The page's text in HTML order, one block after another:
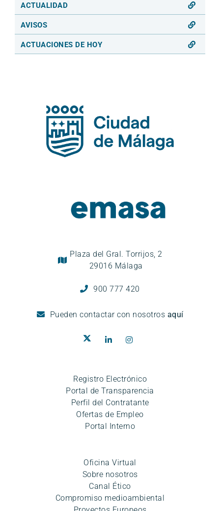
ACTUALIDAD
AVISOS
ACTUACIONES DE HOY
Plaza del Gral. Torrijos, 2
29016 Málaga
900 777 420
Pueden contactar con nosotros aquí
Registro Electrónico
Portal de Transparencia
Perfil del Contratante
Ofertas de Empleo
Portal Interno
Oficina Virtual
Sobre nosotros
Canal Ético
Compromiso medioambiental